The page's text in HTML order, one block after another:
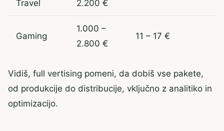
Travel 2.200 €
Gaming
1.000 –
2.800 €
11 – 17 €
Vidiš, full vertising pomeni, da dobiš vse pakete,
od produkcije do distribucije, vključno z analitiko in
optimizacijo.